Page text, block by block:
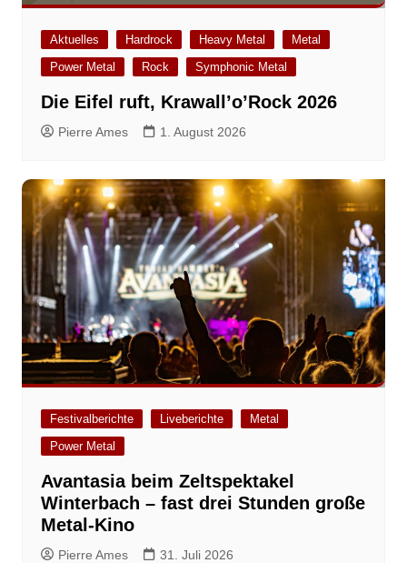
Aktuelles Hardrock Heavy Metal
Metal
Power Metal
Rock Symphonic Metal
Die Eifel ruft, Krawall’o’Rock 2026
Pierre Ames 1. August 2026
Festivalberichte Liveberichte
Metal
Power Metal
Avantasia beim Zeltspektakel
Winterbach – fast drei Stunden große
Metal-Kino
Pierre Ames 31. Juli 2026